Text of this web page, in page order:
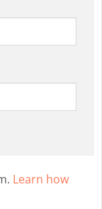
Learn how